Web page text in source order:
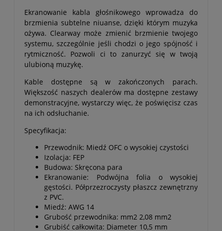
Ekranowanie kabla głośnikowego wprowadza do
brzmienia subtelne niuanse, dzięki którym muzyka
ożywa. Clearway może zmienić brzmienie twojego
systemu, szczególnie jeśli chodzi o jego spójność i
rytmiczność. Pozwoli ci to zanurzyć się w twoją
ulubioną muzykę.
Kable dostępne są w zakończonych parach.
Większość naszych dealerów ma dostępne zestawy
demonstracyjne, wystarczy więc, że poświęcisz czas
na ich odsłuchanie.
Specyfikacja:
Przewodnik: Miedź OFC o wysokiej czystości
Izolacja: FEP
Budowa: Skręcona para
Ekranowanie: Podwójna folia o wysokiej
gęstości. Półprzezroczysty płaszcz zewnętrzny
z PVC.
Miedź: AWG 14
Grubość przewodnika: mm2 2,08 mm2
Grubiść całkowita: Diameter 10,5 mm